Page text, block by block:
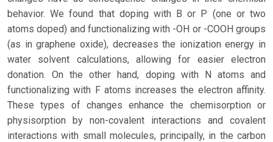
behavior. We found that doping with B or P (one or two
atoms doped) and functionalizing with -OH or -COOH groups
(as in graphene oxide), decreases the ionization energy in
water solvent calculations, allowing for easier electron
donation. On the other hand, doping with N atoms and
functionalizing with F atoms increases the electron affinity.
These types of changes enhance the chemisorption or
physisorption by non-covalent interactions and covalent
interactions with small molecules, principally, in the carbon